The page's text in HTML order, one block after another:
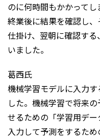
のに何時間もかかってし
終業後に結果を確認し
仕掛け、翌朝に確認す
いました。
葛西氏
機械学習モデルに入力
した。機械学習で将来
せるための「学習用デ
入力して予測をするた